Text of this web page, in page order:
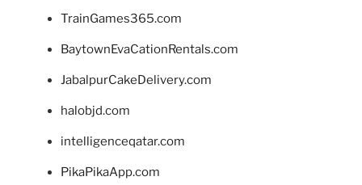
TrainGames365.com
BaytownEvaCationRentals.com
JabalpurCakeDelivery.com
halobjd.com
intelligenceqatar.com
PikaPikaApp.com